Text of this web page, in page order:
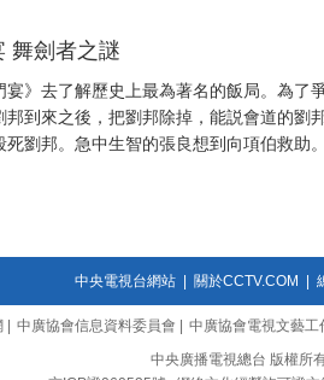
舞劍者之謎
》去了解歷史上最為著名的飯局。為了
到來之後，把劉邦除掉，能説會道的劉
劉邦。急中生智的張良想到向項伯救助
中央電視台網站| 關於CCTV.COM
中廣協會信息資料委員會 中廣協會電視文藝工
中央廣播電視總台 版權所